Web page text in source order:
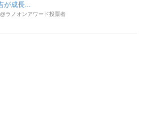
が成長...
ラノオンアワード投票者